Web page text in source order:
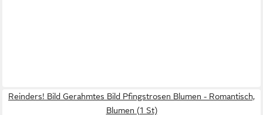
Reinders! Bild Gerahmtes Bild Pfingstrosen Blumen - Romantisch,
Blumen (1 St)